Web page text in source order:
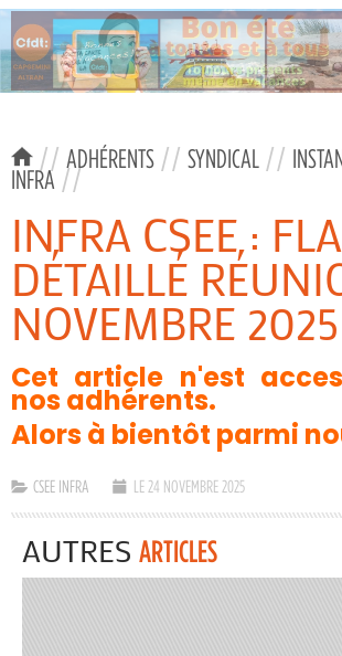
// ADHÉRENTS // SYNDICAL //
INFRA //
INFRA CSEE :
DÉTAILLÉ
NOVEMBRE 2025
Cet article n'est
nos adhérents.
Alors à bientôt parmi
CSEE INFRA LE 24 NOVEMBRE 2025
AUTRES ARTICLES